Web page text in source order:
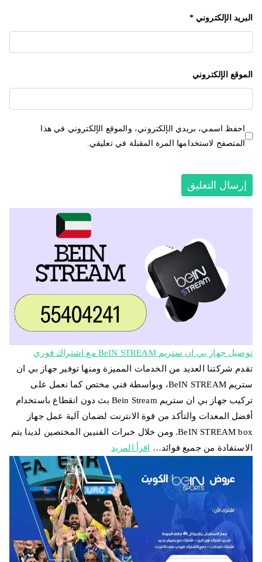
البريد الإلكتروني*
الموقع الإلكتروني
احفظ اسمي، بريدي الإلكتروني، والموقع الإلكتروني في هذا
المتصفح لاستخدامها المرة المقبلة في تعليقي.
توصيل جهاز بي ان ستريم BeIN STREAM مع اشتراك فوري
تقدم شركتنا العديد من الخدمات المميزة ومنها توفير جهاز بي ان
ستريم BeIN STREAM، وبواسطة فني مختص كما نعمل على
تركيب جهاز بي ان ستريم Bein Stream بث دون انقطاع باستخدام
أفضل المعدات والتأكد من قوة الانترنت لضمان آلية عمل جهاز
BeIN STREAM box. ومن خلال خبرات الفنيين المختصين لدينا يتم
الاستفادة من جميع فوائد…
اقرأ المزيد